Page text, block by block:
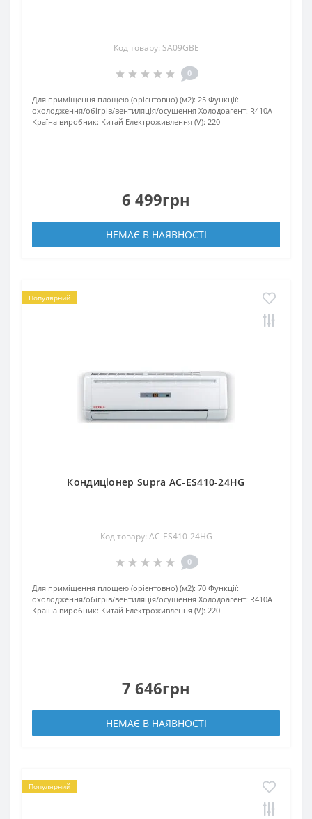
Код товару: SA09GBE
0
Для приміщення площею (орієнтовно) (м2): 25 Функції:
охолодження/обігрів/вентиляція/осушення Xолодоагент: R410А
Країна виробник: Китай Електроживлення (V): 220
6 499грн
НЕМАЄ В НАЯВНОСТІ
Популярний
Кондиціонер Supra AC-ES410-24HG
Код товару: AC-ES410-24HG
0
Для приміщення площею (орієнтовно) (м2): 70 Функції:
охолодження/обігрів/вентиляція/осушення Xолодоагент: R410А
Країна виробник: Китай Електроживлення (V): 220
7 646грн
НЕМАЄ В НАЯВНОСТІ
Популярний